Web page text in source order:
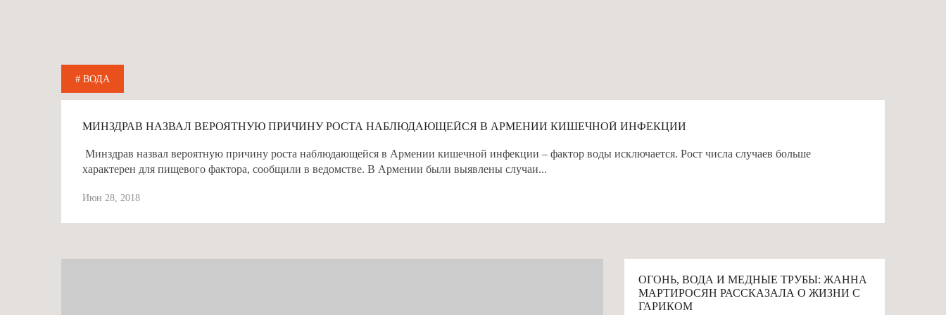
# ВОДА
МИНЗДРАВ НАЗВАЛ ВЕРОЯТНУЮ ПРИЧИНУ РОСТА НАБЛЮДАЮЩЕЙСЯ В АРМЕНИИ КИШЕЧНОЙ ИНФЕКЦИИ
Минздрав назвал вероятную причину роста наблюдающейся в Армении кишечной инфекции – фактор воды исключается. Рост числа случаев больше
характерен для пищевого фактора, сообщили в ведомстве. В Армении были выявлены случаи...
Июн 28, 2018
ОГОНЬ, ВОДА И МЕДНЫЕ ТРУБЫ: ЖАННА
МАРТИРОСЯН РАССКАЗАЛА О ЖИЗНИ С
ГАРИКОМ